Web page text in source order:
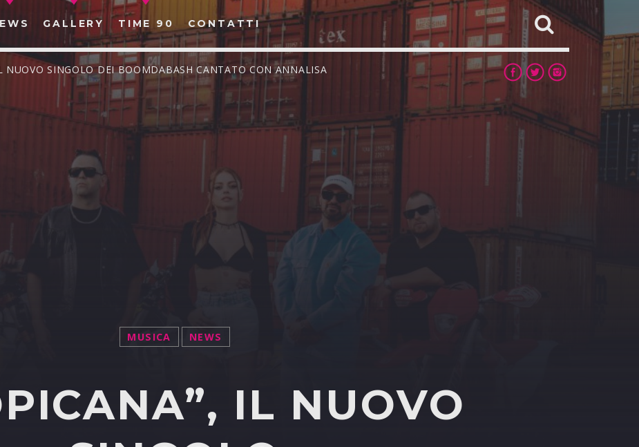
GALLERY TIME 90 CONTATTI
CERCA NEL SITO WEB:
NUOVO SINGOLO DEI BOOMDABASH CANTATO CON ANNALISA
MUSICA NEWS
IL NUOVO